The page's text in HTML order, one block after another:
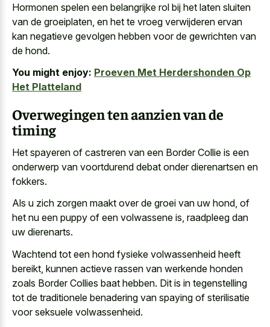
Hormonen spelen een belangrijke rol bij het laten sluiten
van de groeiplaten, en het te vroeg verwijderen ervan
kan negatieve gevolgen hebben voor de gewrichten van
de hond.
You might enjoy: Proeven Met Herdershonden Op
Het Platteland
Overwegingen ten aanzien van de
timing
Het spayeren of castreren van een Border Collie is een
onderwerp van voortdurend debat onder dierenartsen en
fokkers.
Als u zich zorgen maakt over de groei van uw hond, of
het nu een puppy of een volwassene is, raadpleeg dan
uw dierenarts.
Wachtend tot een hond fysieke volwassenheid heeft
bereikt, kunnen actieve rassen van werkende honden
zoals Border Collies baat hebben. Dit is in tegenstelling
tot de traditionele benadering van spaying of sterilisatie
voor seksuele volwassenheid.